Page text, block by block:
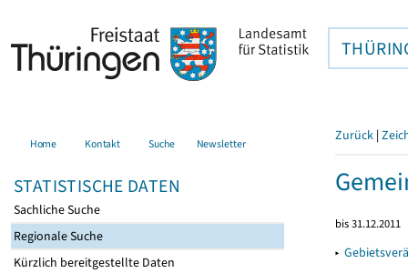
Home Kontakt Suche Newsletter
STATISTISCHE DATEN
Sachliche Suche
Regionale Suche
Kürzlich bereitgestellte Daten
Zurück |
bis 31.12.2011
▸